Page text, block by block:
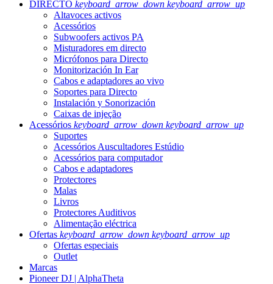
DIRECTO keyboard_arrow_down keyboard_arrow_up
Altavoces activos
Acessórios
Subwoofers activos PA
Misturadores em directo
Micrófonos para Directo
Monitorización In Ear
Cabos e adaptadores ao vivo
Soportes para Directo
Instalación y Sonorización
Caixas de injeção
Acessórios keyboard_arrow_down keyboard_arrow_up
Suportes
Acessórios Auscultadores Estúdio
Acessórios para computador
Cabos e adaptadores
Protectores
Malas
Livros
Protectores Auditivos
Alimentação eléctrica
Ofertas keyboard_arrow_down keyboard_arrow_up
Ofertas especiais
Outlet
Marcas
Pioneer DJ | AlphaTheta